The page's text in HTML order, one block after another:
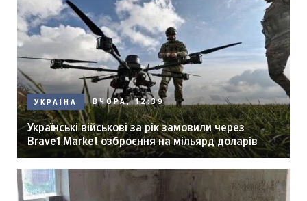
УКРАЇНА ВЧОРА, 12:39
Українські військові за рік замовили через
Brave1 Market озброєння на мільярд доларів